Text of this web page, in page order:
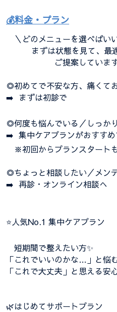
💰料金・プラン
＼どのメニューを選べばい
まずは状態を見て、最適
ご提案していま
◎初めてで不安な方、痛くて
➡️ まずは初診で
◎何度も悩んでいる／しっか
➡️ 集中ケアプランがおすすめ
※初回からプランスタート
◎ちょっと相談したい／メン
➡️ 再診・オンライン相談へ
⭐人気No.1 集中ケアプラン
短期間で整えたい方✨
「これでいいのかな…」と悩
「これで大丈夫」と思える安
🌿はじめてサポートプラン